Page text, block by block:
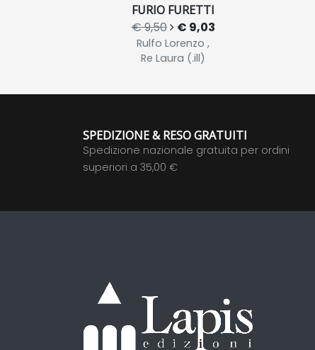
FURIO FURETTI
€ 9,50 € 9,03
Rulfo Lorenzo ,
Re Laura (.ill)
SPEDIZIONE & RESO GRATUITI
Spedizione nazionale gratuita per ordini
superiori a 35,00 €